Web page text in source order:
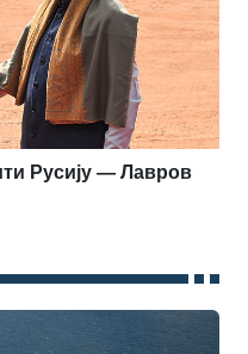
Русију — Лавров